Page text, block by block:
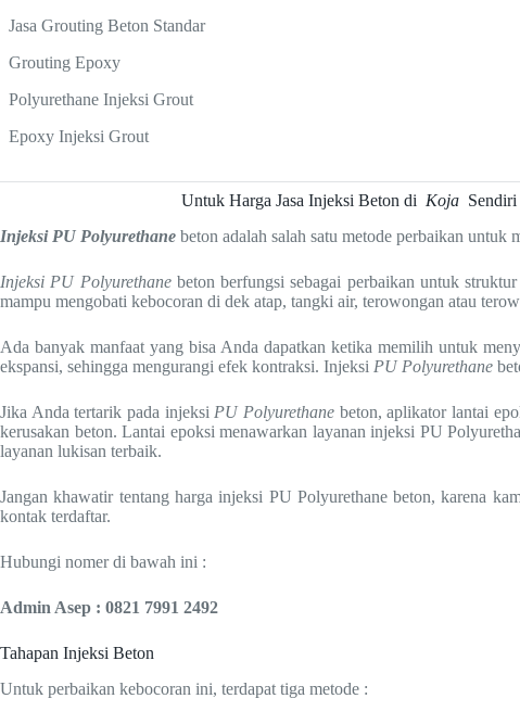
Jasa Grouting Beton Standar
Grouting Epoxy
Polyurethane Injeksi Grout
Epoxy Injeksi Grout
Untuk Harga Jasa Injeksi Beton di Koja
Injeksi PU Polyurethane beton adalah salah satu metode perbaikan untuk
Injeksi PU Polyurethanebeton berfungsi sebagai perbaikan untuk
mampu mengobati kebocoran di dek atap, tangki air, terowongan atau
Ada banyak manfaat yang bisa Anda dapatkan ketika memilih untuk
ekspansi, sehingga mengurangi efek kontraksi. Injeksi PU Polyurethane
Jika Anda tertarik pada injeksi PU Polyurethane beton, aplikator lantai
kerusakan beton. Lantai epoksi menawarkan layanan injeksi PU
layanan lukisan terbaik.
Jangan khawatir tentang harga injeksi PU Polyurethane beton, karena
kontak terdaftar.
Hubungi nomer di bawah ini :
Admin Asep : 0821 7991 2492
Tahapan Injeksi Beton
Untuk perbaikan kebocoran ini, terdapat tiga metode :